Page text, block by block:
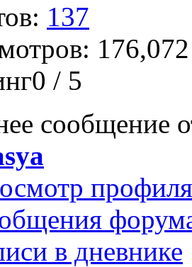
137
176,072
/ 5
сообщение
профиля
в дневнике